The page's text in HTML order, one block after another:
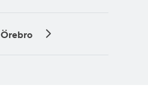
Örebro